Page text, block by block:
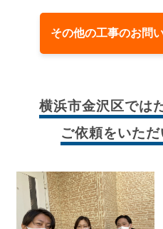
その他の工事のお
横浜市金沢区では
ご依頼をいただ